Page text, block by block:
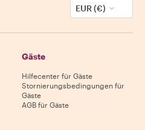
EUR (€)
Gäste
Hilfecenter für Gäste
Stornierungsbedingungen für
Gäste
AGB für Gäste